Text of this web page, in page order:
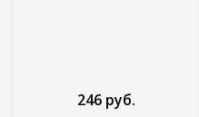
246 руб.